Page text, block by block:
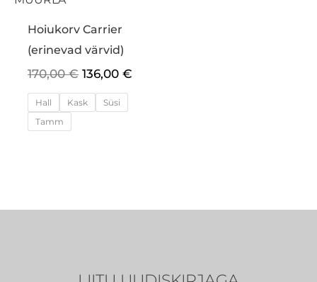
Hoiukorv Carrier
(erinevad värvid)
170,00€ 136,00€
Hall Kask
Süsi
Tamm